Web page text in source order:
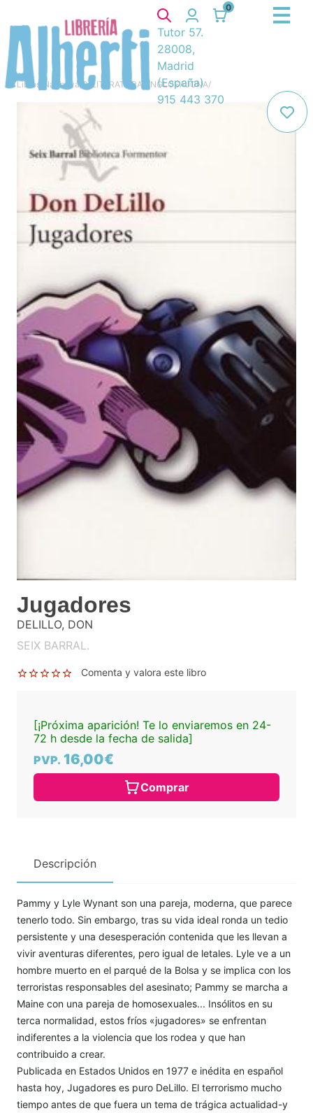
0
Tutor 57.
28008,
Madrid
(España)
915 443 370
Libros Narrativa/ 8. LITERATURA ANGLOSAJONA/
Jugadores
DELILLO, DON
SEIX BARRAL.
Comenta y valora este libro
[¡Próxima aparición! Te lo enviaremos en 24-
72 h desde la fecha de salida]
PVP. 16,00€
Comprar
Descripción
Pammy y Lyle Wynant son una pareja, moderna, que parece
tenerlo todo. Sin embargo, tras su vida ideal ronda un tedio
persistente y una desesperación contenida que les llevan a
vivir aventuras diferentes, pero igual de letales. Lyle ve a un
hombre muerto en el parqué de la Bolsa y se implica con los
terroristas responsables del asesinato; Pammy se marcha a
Maine con una pareja de homosexuales... Insólitos en su
terca normalidad, estos fríos «jugadores» se enfrentan
indiferentes a la violencia que los rodea y que han
contribuido a crear.
Publicada en Estados Unidos en 1977 e inédita en español
hasta hoy, Jugadores es puro DeLillo. El terrorismo mucho
tiempo antes de que fuera un tema de trágica actualidad-y